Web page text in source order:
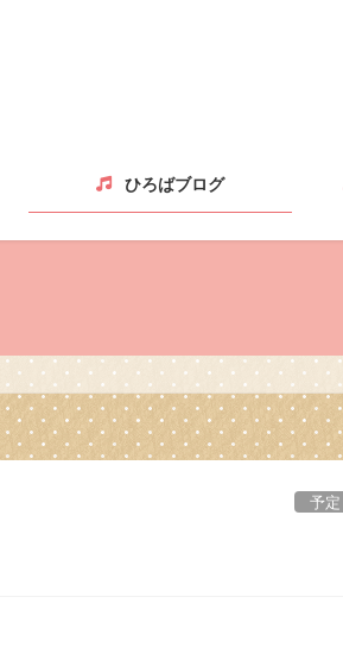
ひろばブログ
予定